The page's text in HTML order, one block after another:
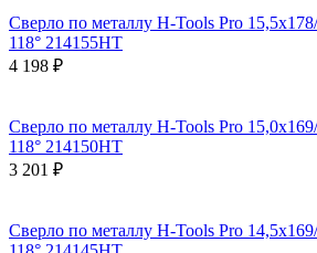
Сверло по металлу H-Tools Pro
118° 214155HT
4 198 ₽
Сверло по металлу H-Tools Pro
118° 214150HT
3 201 ₽
Сверло по металлу H-Tools Pro